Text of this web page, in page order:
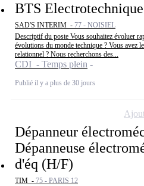
BTS
SAD'S INTERIM - 77 - NOISIEL
Descriptif du poste Vous souhaitez évoluer
évolutions du monde technique ? Vous avez
relationnel ? Nous recherchons des...
CDI - Temps plein
Publié il y a plus de 30 jours
Dépanneur
Dépanneuse
d'éq (H/F)
TIM - 75 - PARIS 12